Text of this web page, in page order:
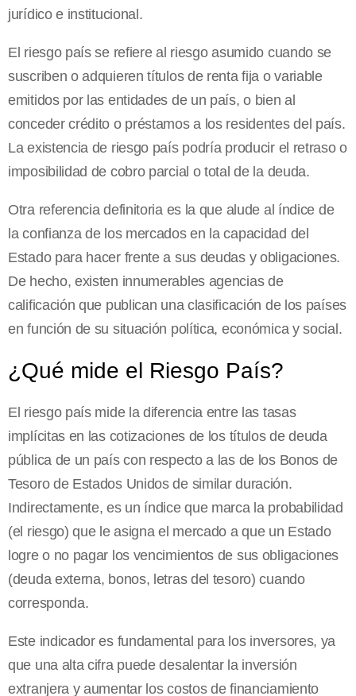
jurídico e institucional.
El riesgo país se refiere al riesgo asumido cuando se
suscriben o adquieren títulos de renta fija o variable
emitidos por las entidades de un país, o bien al
conceder crédito o préstamos a los residentes del país.
La existencia de riesgo país podría producir el retraso o
imposibilidad de cobro parcial o total de la deuda.
Otra referencia definitoria es la que alude al índice de
la confianza de los mercados en la capacidad del
Estado para hacer frente a sus deudas y obligaciones.
De hecho, existen innumerables agencias de
calificación que publican una clasificación de los países
en función de su situación política, económica y social.
¿Qué mide el Riesgo País?
El riesgo país mide la diferencia entre las tasas
implícitas en las cotizaciones de los títulos de deuda
pública de un país con respecto a las de los Bonos de
Tesoro de Estados Unidos de similar duración.
Indirectamente, es un índice que marca la probabilidad
(el riesgo) que le asigna el mercado a que un Estado
logre o no pagar los vencimientos de sus obligaciones
(deuda externa, bonos, letras del tesoro) cuando
corresponda.
Este indicador es fundamental para los inversores, ya
que una alta cifra puede desalentar la inversión
extranjera y aumentar los costos de financiamiento